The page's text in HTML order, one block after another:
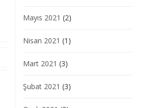
Mayıs 2021 (2)
Nisan 2021 (1)
Mart 2021 (3)
Şubat 2021 (3)